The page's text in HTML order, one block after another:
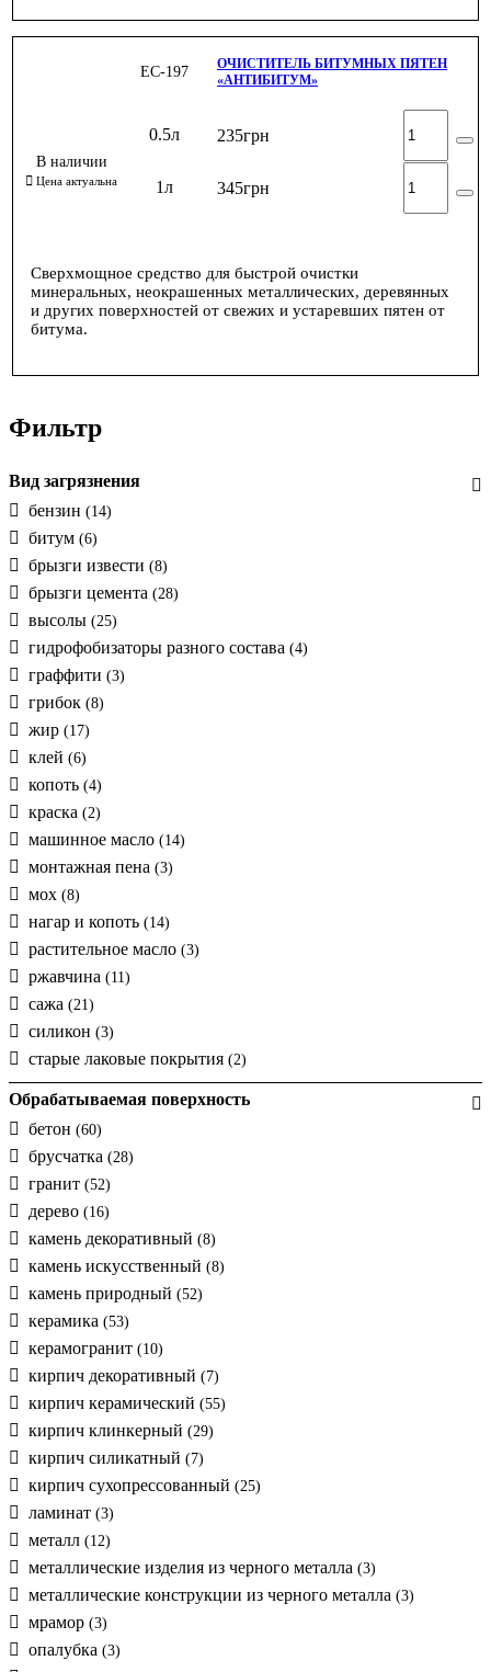
ЕС-197
ОЧИСТИТЕЛЬ БИТУМНЫХ ПЯТЕН
«АНТИБИТУМ»
0.5л 235грн
1л 345грн
Сверхмощное средство для быстрой очистки
минеральных, неокрашенных металлических, деревянных
и других поверхностей от свежих и устаревших пятен от
битума.
Фильтр
Вид загрязнения
бензин (14)
битум (6)
брызги извести (8)
брызги цемента (28)
высолы (25)
гидрофобизаторы разного состава (4)
граффити (3)
грибок (8)
жир (17)
клей (6)
копоть (4)
краска (2)
машинное масло (14)
монтажная пена (3)
мох (8)
нагар и копоть (14)
растительное масло (3)
ржавчина (11)
сажа (21)
силикон (3)
старые лаковые покрытия (2)
Обрабатываемая поверхность
бетон (60)
брусчатка (28)
гранит (52)
дерево (16)
камень декоративный (8)
камень искусственный (8)
камень природный (52)
керамика (53)
керамогранит (10)
кирпич декоративный (7)
кирпич керамический (55)
кирпич клинкерный (29)
кирпич силикатный (7)
кирпич сухопрессованный (25)
ламинат (3)
металл (12)
металлические изделия из черного металла (3)
металлические конструкции из черного металла (3)
мрамор (3)
опалубка (3)